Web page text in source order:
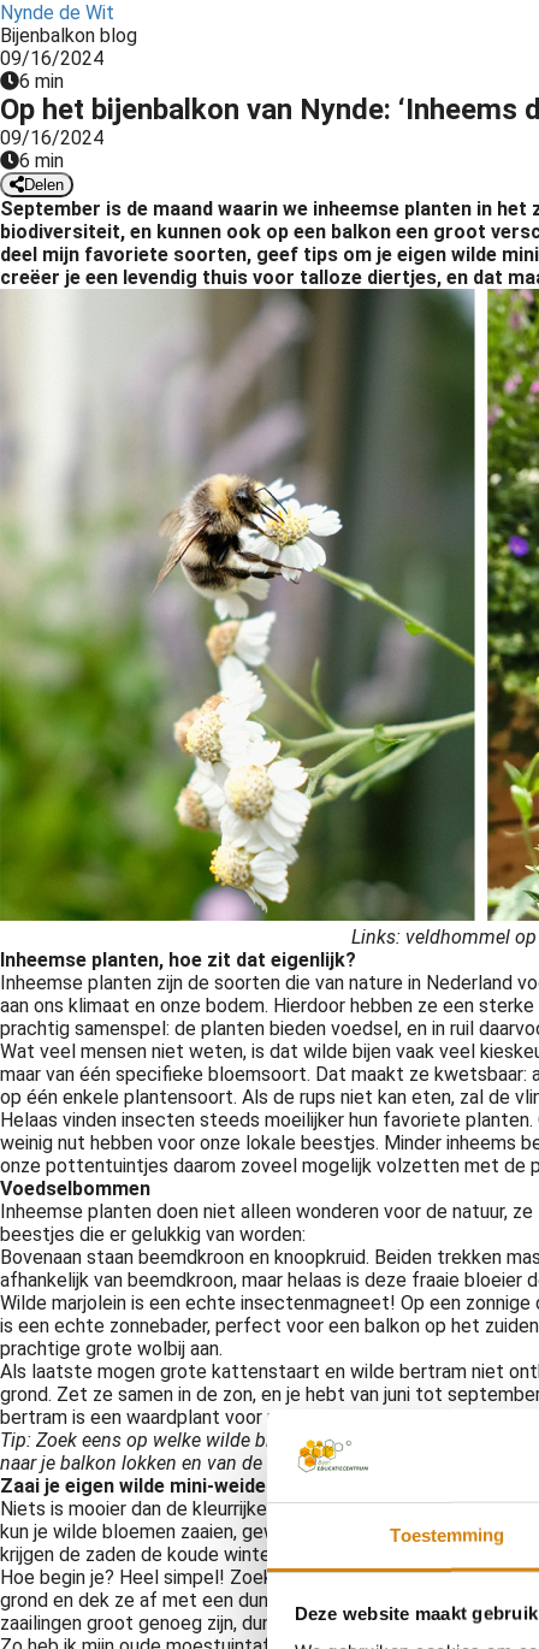
Toestemming
Deze website maakt
Nynde de Wit
Bijenbalkon blog
09/16/2024
6 min
Op het bijenbalkon van Nynde: ‘Inheems
09/16/2024
6 min
Delen
September is de maand waarin we inheemse planten in
biodiversiteit, en kunnen ook op een balkon een groot
deel mijn favoriete soorten, geef tips om je eigen wilde
creëer je een levendig thuis voor talloze diertjes, en dat
Links: veldhommel
Inheemse planten, hoe zit dat eigenlijk?
Inheemse planten zijn de soorten die van nature in Nederland
aan ons klimaat en onze bodem. Hierdoor hebben ze een
prachtig samenspel: de planten bieden voedsel, en in ruil
Wat veel mensen niet weten, is dat wilde bijen vaak veel
maar van één specifieke bloemsoort. Dat maakt ze
op één enkele plantensoort. Als de rups niet kan eten, zal de
Helaas vinden insecten steeds moeilijker hun favoriete
weinig nut hebben voor onze lokale beestjes. Minder
onze pottentuintjes daarom zoveel mogelijk volzetten met de
Voedselbommen
Inheemse planten doen niet alleen wonderen voor de natuur,
beestjes die er gelukkig van worden:
Bovenaan staan beemdkroon en knoopkruid. Beiden trekken
afhankelijk van beemdkroon, maar helaas is deze fraaie
Wilde marjolein is een echte insectenmagneet! Op een
is een echte zonnebader, perfect voor een balkon op het
prachtige grote wolbij aan.
Als laatste mogen grote kattenstaart en wilde bertram niet
grond. Zet ze samen in de zon, en je hebt van juni tot
bertram is een waardplant voor microvlinders zoals het
Tip: Zoek eens op welke wilde bijen er bij jou in de buurt
naar je balkon lokken en van de rode lijst helpen.
Zaai je eigen wilde mini-weide
Niets is mooier dan de kleurrijke wilde bloemen die in de lente
kun je wilde bloemen zaaien, gewoon in potten en bakken. Het
krijgen de zaden de koude winter die ze nodig hebben om in
Hoe begin je? Heel simpel! Zoek een zonnig plekje, neem een
grond en dek ze af met een dun laagje aarde. Geef
zaailingen groot genoeg zijn, dun je ze een beetje uit.